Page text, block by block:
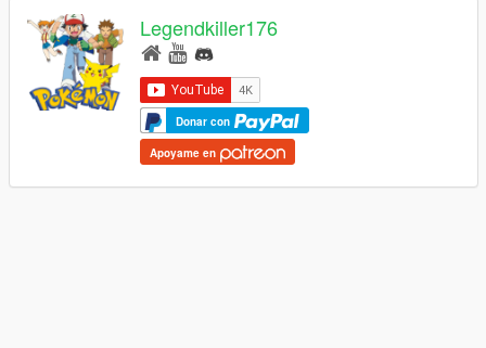
Legendkiller176
Donar con
Apoyame en